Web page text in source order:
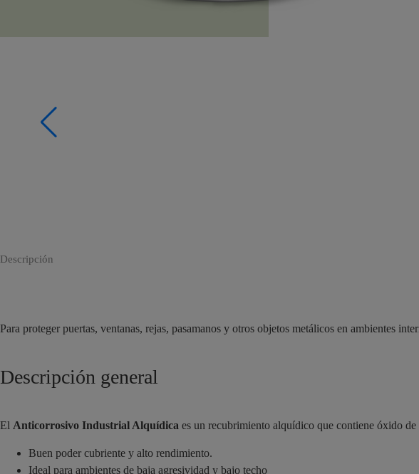
Descripción
Para proteger puertas, ventanas, rejas, pasamanos y otros objetos metálicos en ambientes
Descripción general
El Anticorrosivo Industrial Alquídica es un recubrimiento alquídico que contiene óxido
Buen poder cubriente y alto rendimiento.
Ideal para ambientes de baja agresividad y bajo techo